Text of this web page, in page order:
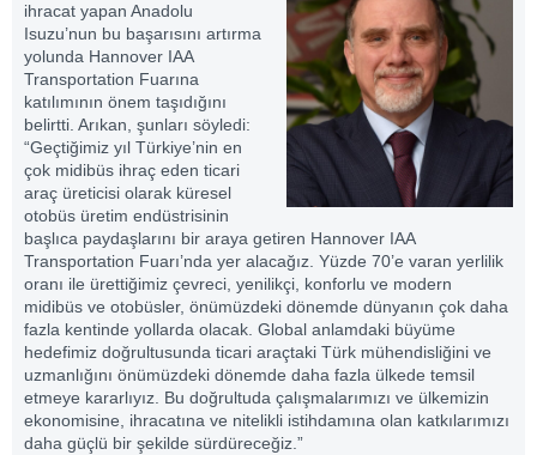
ihracat yapan Anadolu
Isuzu’nun bu başarısını artırma
yolunda Hannover IAA
Transportation Fuarına
katılımının önem taşıdığını
belirtti. Arıkan, şunları söyledi:
“Geçtiğimiz yıl Türkiye’nin en
çok midibüs ihraç eden ticari
araç üreticisi olarak küresel
otobüs üretim endüstrisinin
başlıca paydaşlarını bir araya getiren Hannover IAA
Transportation Fuarı’nda yer alacağız. Yüzde 70’e varan yerlilik
oranı ile ürettiğimiz çevreci, yenilikçi, konforlu ve modern
midibüs ve otobüsler, önümüzdeki dönemde dünyanın çok daha
fazla kentinde yollarda olacak. Global anlamdaki büyüme
hedefimiz doğrultusunda ticari araçtaki Türk mühendisliğini ve
uzmanlığını önümüzdeki dönemde daha fazla ülkede temsil
etmeye kararlıyız. Bu doğrultuda çalışmalarımızı ve ülkemizin
ekonomisine, ihracatına ve nitelikli istihdamına olan katkılarımızı
daha güçlü bir şekilde sürdüreceğiz.”